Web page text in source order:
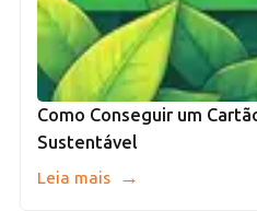
Como Conseguir um
Sustentável
Leia mais →